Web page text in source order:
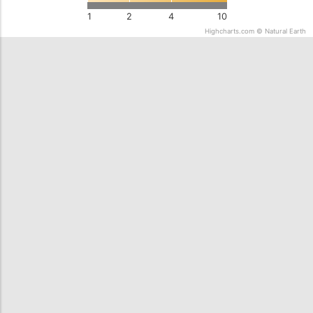
1 2 4 10
Highcharts.com © Natural Earth